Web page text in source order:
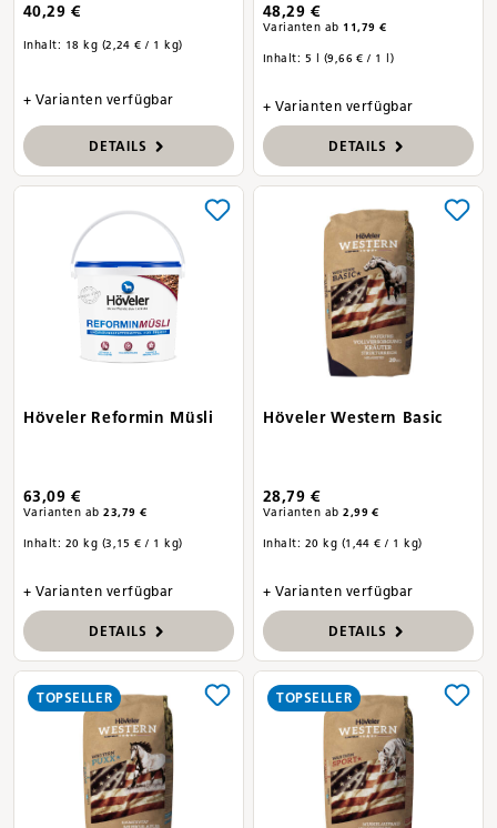
40,29 €
Inhalt: 18 kg (2,24 € / 1 kg)
+ Varianten verfügbar
DETAILS
48,29 €
Varianten ab 11,79 €
Inhalt: 5 l (9,66 € / 1 l)
+ Varianten verfügbar
DETAILS
Höveler Reformin Müsli
63,09 €
Varianten ab 23,79 €
Inhalt: 20 kg (3,15 € / 1 kg)
+ Varianten verfügbar
DETAILS
Höveler Western Basic
28,79 €
Varianten ab 2,99 €
Inhalt: 20 kg (1,44 € / 1 kg)
+ Varianten verfügbar
DETAILS
TOPSELLER TOPSELLER